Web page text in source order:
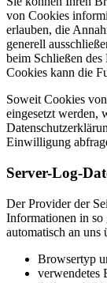
von Cookies
erlauben, die
generell
beim Schließen
Cookies kann die
Soweit Cookies
eingesetzt werden,
Einwilligung
Server-Log-
Der Provider der
Informationen in so
automatisch an uns
Browsertyp
verwendetes